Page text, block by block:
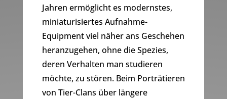
Jahren ermöglicht es modernstes,
miniaturisiertes Aufnahme-
Equipment viel näher ans Geschehen
heranzugehen, ohne die Spezies,
deren Verhalten man studieren
möchte, zu stören. Beim Porträtieren
von Tier-Clans über längere